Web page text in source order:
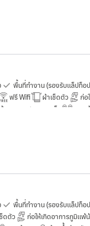
พื้นที่ทำงาน (รองรับแล็ปท็อ
ฟรี Wifi ผ้าเช็ดตัว ก่อ
ห้องสุขา แชมพูเด็ก รองเ
พื้นที่ทำงาน (รองรับแล็ปท็อ
ดตัว ก่อให้เกิดอาการภูมิแพ้